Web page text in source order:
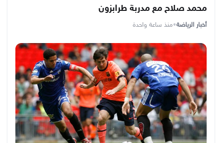
محمد صلاح مع مدربة طرابزون
أخبار الرياضة•منذ ساعة واحدة